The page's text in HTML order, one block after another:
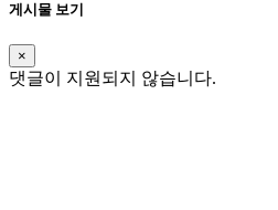
게시물 보기
×
댓글이 지원되지 않습니다.